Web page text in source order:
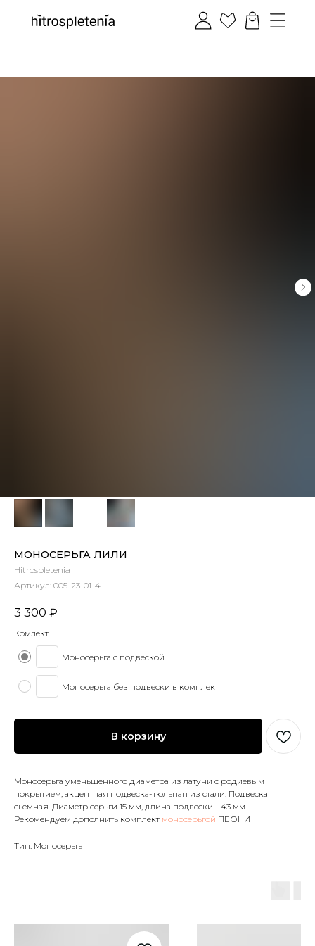
МОНОСЕРЬГА ЛИЛИ
Hitrospletenia
Артикул: 005-23-01-4
3 300 ₽
Комлект
Моносерьга с подвеской
Моносерьга без подвески в комплект
В корзину
Моносерьга уменьшенного диаметра из латуни с родиевым
покрытием, акцентная подвеска-тюльпан из стали. Подвеска
сьемная. Диаметр серьги 15 мм, длина подвески - 43 мм.
Рекомендуем дополнить комплект моносерьгой ПЕОНИ
Тип: Моносерьга